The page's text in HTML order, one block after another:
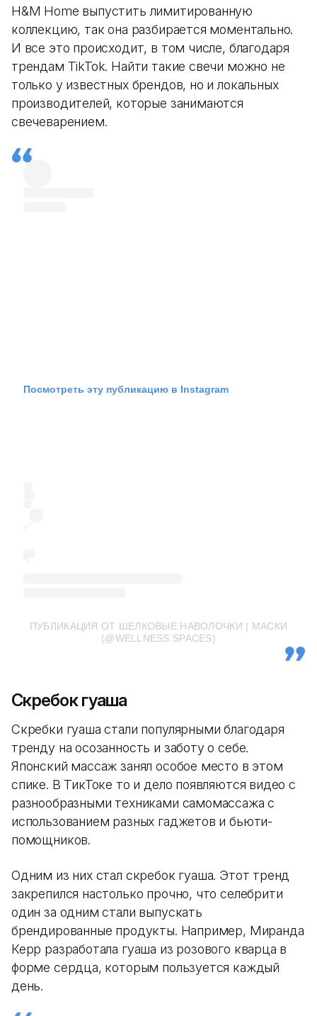
H&М Home выпустить лимитированную
коллекцию, так она разбирается моментально.
И все это происходит, в том числе, благодаря
трендам TikTok. Найти такие свечи можно не
только у известных брендов, но и локальных
производителей, которые занимаются
свечеварением.
Посмотреть эту публикацию в Instagram
ПУБЛИКАЦИЯ ОТ ШЕЛКОВЫЕ НАВОЛОЧКИ | МАСКИ
(@WELLNESS.SPACES)
Cкребок гуаша
Скребки гуаша стали популярными благодаря
тренду на осозанность и заботу о себе.
Японский массаж занял особое место в этом
спике. В ТикТоке то и дело появляются видео с
разнообразными техниками самомассажа с
использованием разных гаджетов и бьюти-
помощников.
Одним из них стал скребок гуаша. Этот тренд
закрепился настолько прочно, что селебрити
один за одним стали выпускать
брендированные продукты. Например, Миранда
Керр разработала гуаша из розового кварца в
форме сердца, которым пользуется каждый
день.